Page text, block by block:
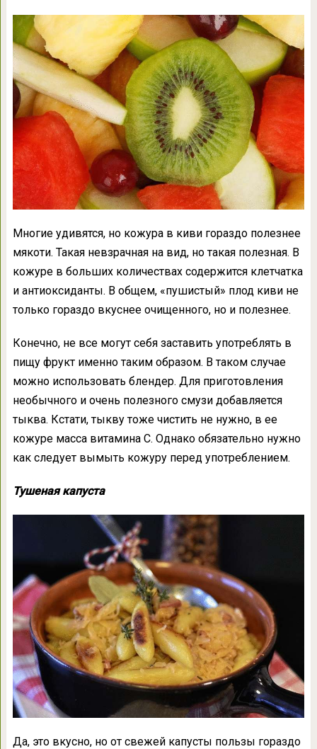
Многие удивятся, но кожура в киви гораздо полезнее
мякоти. Такая невзрачная на вид, но такая полезная. В
кожуре в больших количествах содержится клетчатка
и антиоксиданты. В общем, «пушистый» плод киви не
только гораздо вкуснее очищенного, но и полезнее.
Конечно, не все могут себя заставить употреблять в
пищу фрукт именно таким образом. В таком случае
можно использовать блендер. Для приготовления
необычного и очень полезного смузи добавляется
тыква. Кстати, тыкву тоже чистить не нужно, в ее
кожуре масса витамина С. Однако обязательно нужно
как следует вымыть кожуру перед употреблением.
Тушеная капуста
Да, это вкусно, но от свежей капусты пользы гораздо